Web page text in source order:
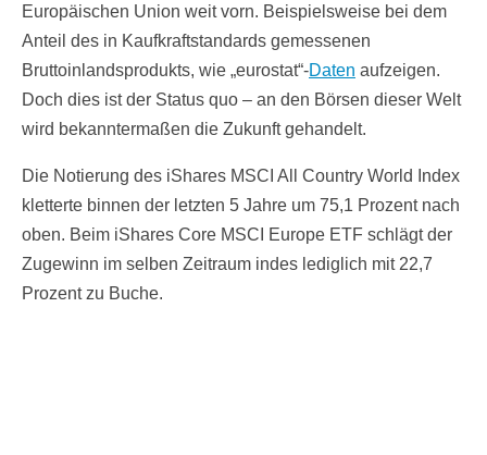
Europäischen Union weit vorn. Beispielsweise bei dem
Anteil des in Kaufkraftstandards gemessenen
Bruttoinlandsprodukts, wie „eurostat“-Daten aufzeigen.
Doch dies ist der Status quo – an den Börsen dieser Welt
wird bekanntermaßen die Zukunft gehandelt.
Die Notierung des iShares MSCI All Country World Index
kletterte binnen der letzten 5 Jahre um 75,1 Prozent nach
oben. Beim iShares Core MSCI Europe ETF schlägt der
Zugewinn im selben Zeitraum indes lediglich mit 22,7
Prozent zu Buche.